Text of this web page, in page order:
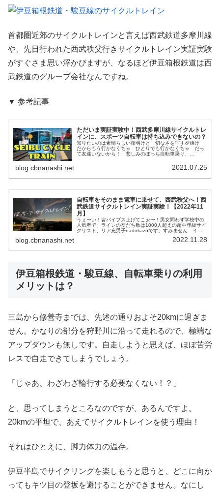
首都圏近郊のサイクルトレインと言えば西武鉄道多摩川線
や、先日行われた西武秩父行きサイクルトレイン実証実験
がすぐさま思い浮かびますが、なるほど伊豆箱根鉄道は西
武鉄道のグループ会社なんですね。
▼ 参考記事
ただいま実証実験中！西武多摩川線サイクルトレ
インに、スポーツ自転車は持ち込みできないの？
知りたいのは素晴らしい夜明けと 切なさを宿す夕焼け
だからもう行かなくちゃ ひとりでも行かなくちゃ だっ
て友達いないから！ 悲しみのぼっち自転車乗り、
blog.cbnanashi.net 2021.07.25
自転車をそのまま電車に乗せて、西武秩父へ！西
武鉄道サイクルトレイン実証実験！【2022年11
月】
うぇ〜い！皆バイブス上げてこぉ〜！男女問わず学校中の
人気者で、ラインの友だち数は1000人超えの超中年級サイ
クリスト、リア充男子nadokazuです。すみません…イキ
blog.cbnanashi.net 2022.11.28
伊豆箱根鉄道・駿豆線、自転車乗りの利用
メリットは？
三島から修善寺までは、先述の通りおよそ20kmに過ぎま
せん。かなりの部分を狩野川に沿って走れるので、極端な
アップダウンも無しです。自走しようと思えば、ほぼ苦労
レスで自走できてしまうでしょう。
「じゃあ、わざわざ輪行する必要なくない！？」
と、思ってしまうところなのですが、あるんですよ。
20kmの平坦で、あえてサイクルトレインを使う理由！
それはひとえに、脚力体力の温存。
伊豆半島でサイクリングを楽しもうと思うと、どこに向か
ってもキツ目の登坂を避けることができません。なにし